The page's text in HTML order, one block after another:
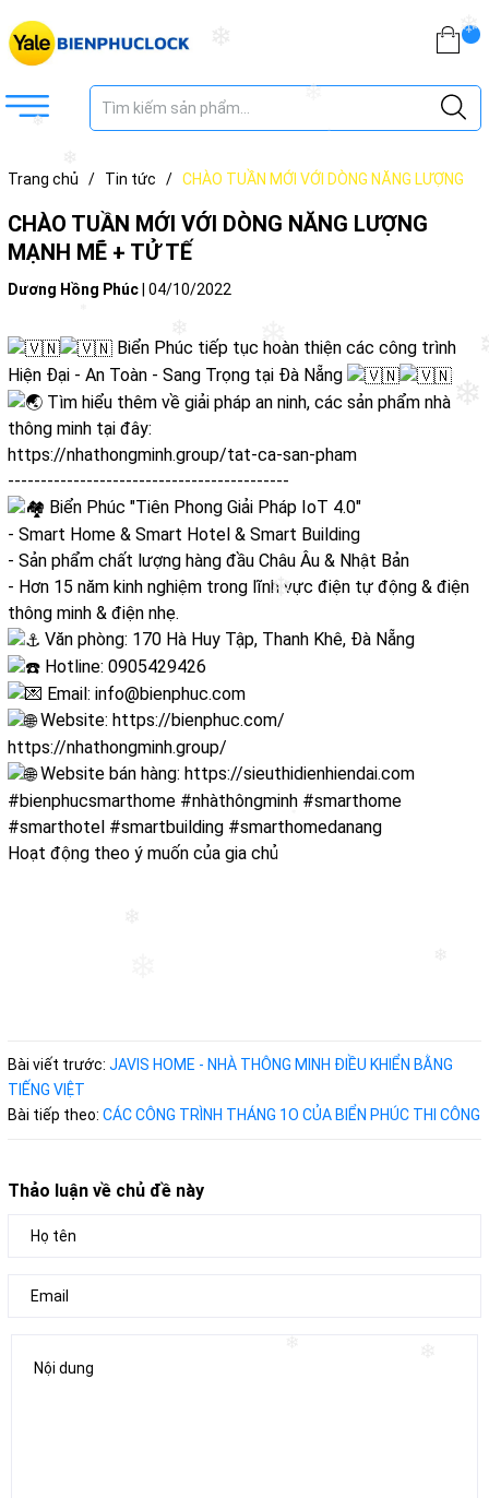
Trang chủ / Tin tức / CHÀO TUẦN MỚI VỚI DÒNG NĂNG LƯỢNG
CHÀO TUẦN MỚI VỚI DÒNG NĂNG LƯỢNG
MẠNH MẼ + TỬ TẾ
Dương Hồng Phúc 04/10/2022
Biển Phúc tiếp tục hoàn thiện các công trình
Hiện Đại - An Toàn - Sang Trọng tại Đà Nẵng
Tìm hiểu thêm về giải pháp an ninh, các sản phẩm nhà
thông minh tại đây:
https://nhathongminh.group/tat-ca-san-pham
-------------------------------------------
Biển Phúc "Tiên Phong Giải Pháp IoT 4.0"
- Smart Home & Smart Hotel & Smart Building
- Sản phẩm chất lượng hàng đầu Châu Âu & Nhật Bản
- Hơn 15 năm kinh nghiệm trong lĩnh vực điện tự động & điện
thông minh & điện nhẹ.
Văn phòng: 170 Hà Huy Tập, Thanh Khê, Đà Nẵng
Hotline: 0905429426
Email: info@bienphuc.com
Website: https://bienphuc.com/
https://nhathongminh.group/
Website bán hàng: https://sieuthidienhiendai.com
#bienphucsmarthome #nhàthôngminh #smarthome
#smarthotel #smartbuilding #smarthomedanang
Hoạt động theo ý muốn của gia chủ
Bài viết trước: JAVIS HOME - NHÀ THÔNG MINH ĐIỀU KHIỂN BẰNG
TIẾNG VIỆT
Bài tiếp theo: CÁC CÔNG TRÌNH THÁNG 1O CỦA BIỂN PHÚC THI CÔNG
Thảo luận về chủ đề này
❄
❄
❄
❄
❄
❄